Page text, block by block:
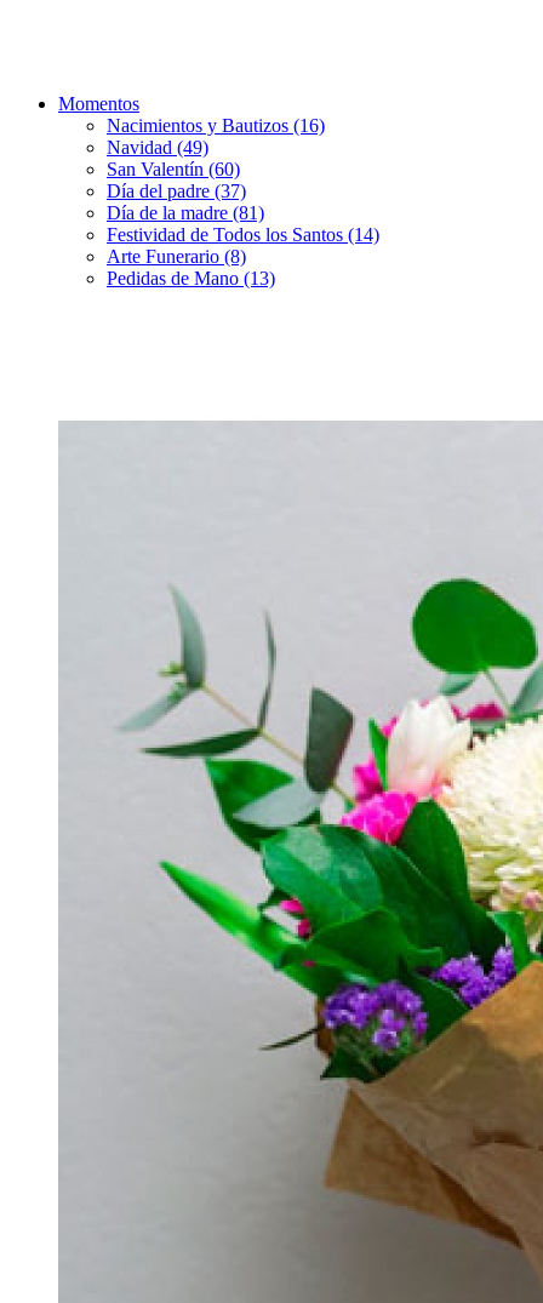
Momentos
Nacimientos y Bautizos (16)
Navidad (49)
San Valentín (60)
Día del padre (37)
Día de la madre (81)
Festividad de Todos los Santos (14)
Arte Funerario (8)
Pedidas de Mano (13)